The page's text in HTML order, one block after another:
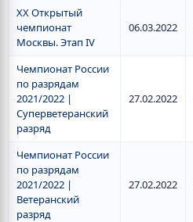
XX Открытый
чемпионат
Москвы. Этап IV
06.03.2022
Чемпионат России
по разрядам
2021/2022 |
Суперветеранский
разряд
27.02.2022
Чемпионат России
по разрядам
2021/2022 |
Ветеранский
разряд
27.02.2022